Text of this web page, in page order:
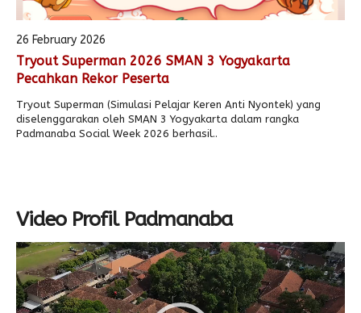
26 February 2026
Tryout Superman 2026 SMAN 3 Yogyakarta
Pecahkan Rekor Peserta
Tryout Superman (Simulasi Pelajar Keren Anti Nyontek) yang
diselenggarakan oleh SMAN 3 Yogyakarta dalam rangka
Padmanaba Social Week 2026 berhasil..
Video Profil Padmanaba
Video
Player